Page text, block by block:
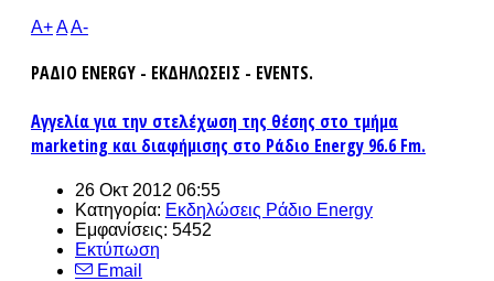
A+AA-
ΡΑΔΙΟ ENERGY - ΕΚΔΗΛΩΣΕΙΣ - EVENTS.
Αγγελία για την στελέχωση της θέσης στο τμήμα
marketing και διαφήμισης στο Ράδιο Energy 96.6 Fm.
26 Οκτ 2012 06:55
Κατηγορία: Εκδηλώσεις Ράδιο Energy
Εμφανίσεις: 5452
Εκτύπωση
Email